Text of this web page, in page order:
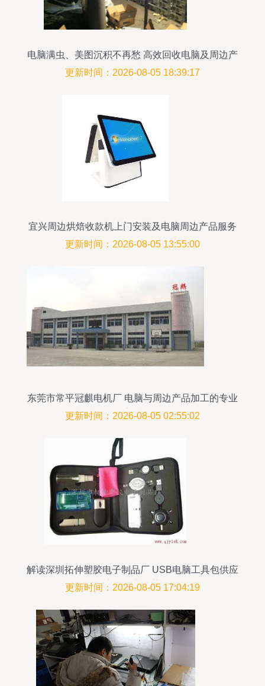
电脑满虫、美图沉积不再愁 高效回收电脑及周边产
品指南
更新时间：2026-08-05 18:39:17
宜兴周边烘焙收款机上门安装及电脑周边产品服务
全解析
更新时间：2026-08-05 13:55:00
东莞市常平冠麒电机厂 电脑与周边产品加工的专业
之选
更新时间：2026-08-05 02:55:02
解读深圳拓伸塑胶电子制品厂 USB电脑工具包供应
商的行业位势
更新时间：2026-08-05 17:04:19